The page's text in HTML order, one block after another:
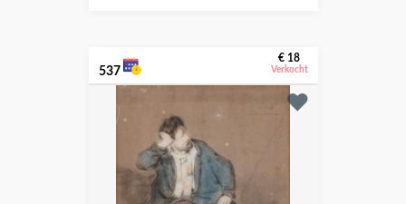
537
€ 18
Verkocht